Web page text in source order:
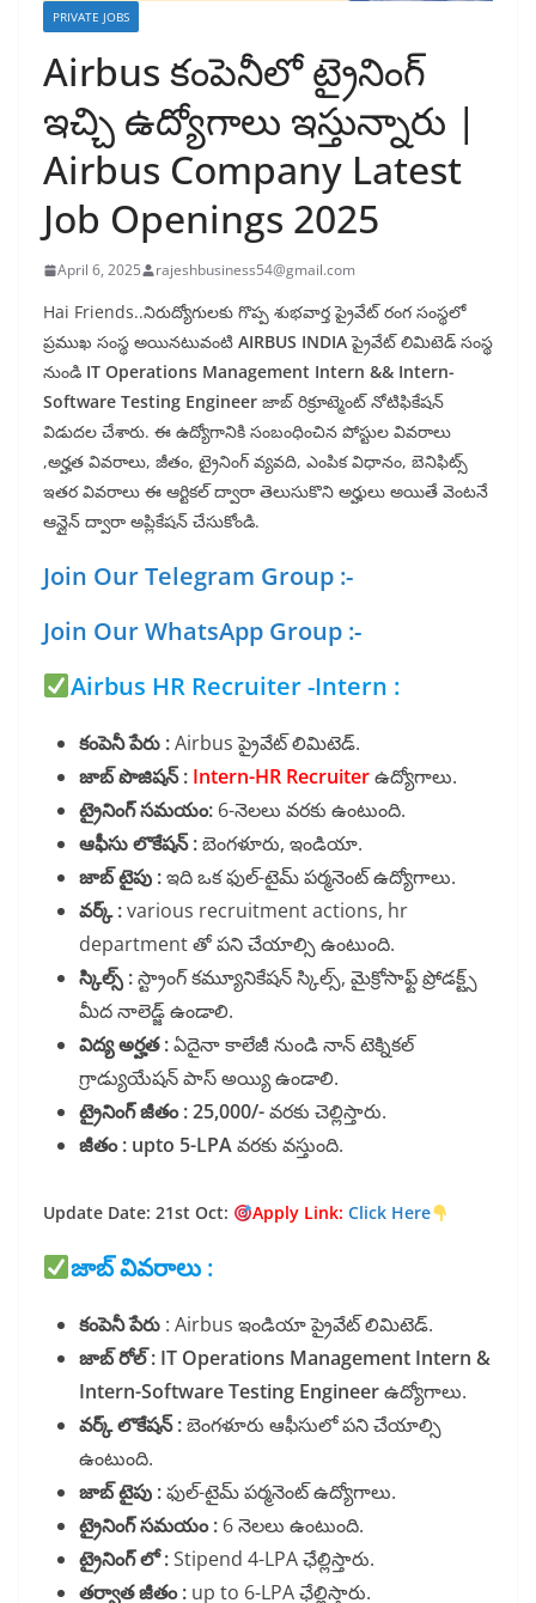
PRIVATE JOBS
Airbus కంపెనీలో ట్రైనింగ్
ఇచ్చి ఉద్యోగాలు ఇస్తున్నారు |
Airbus Company Latest
Job Openings 2025
April 6, 2025 rajeshbusiness54@gmail.com
Hai Friends..నిరుద్యోగులకు గొప్ప శుభవార్త ప్రైవేట్ రంగ సంస్థలో
ప్రముఖ సంస్థ అయినటువంటి AIRBUS INDIAప్రైవేట్ లిమిటెడ్ సంస్థ
నుండి IT Operations Management Intern && Intern-
Software Testing Engineer జాబ్ రిక్రూట్మెంట్ నోటిఫికేషన్
విడుదల చేశారు. ఈ ఉద్యోగానికి సంబంధించిన పోస్టుల వివరాలు
,అర్హత వివరాలు, జీతం, ట్రైనింగ్ వ్యవది, ఎంపిక విధానం, బెనిఫిట్స్
ఇతర వివరాలు ఈ ఆర్టికల్ ద్వారా తెలుసుకొని అర్హులు అయితే వెంటనే
ఆన్లైన్ ద్వారా అప్లికేషన్ చేసుకోండి.
Join Our Telegram Group :-
Join Our WhatsApp Group :-
Airbus HR Recruiter -Intern :
కంపెనీ పేరు :Airbus ప్రైవేట్ లిమిటెడ్.
జాబ్ పొజిషన్ : Intern-HR Recruiterఉద్యోగాలు.
ట్రైనింగ్ సమయం: 6-నెలలు వరకు ఉంటుంది.
ఆఫీసు లొకేషన్ :బెంగళూరు, ఇండియా.
జాబ్ టైపు :ఇది ఒక ఫుల్-టైమ్ పర్మనెంట్ ఉద్యోగాలు.
వర్క్ :various recruitment actions, hr
department తో పని చేయాల్సి ఉంటుంది.
స్కిల్స్ :స్ట్రాంగ్ కమ్యూనికేషన్ స్కిల్స్, మైక్రోసాఫ్ట్ ప్రోడక్ట్స్
మీద నాలెడ్జ్ ఉండాలి.
విద్య అర్హత :ఏదైనా కాలేజీ నుండి నాన్ టెక్నికల్
గ్రాడ్యుయేషన్ పాస్ అయ్యి ఉండాలి.
ట్రైనింగ్ జీతం : 25,000/-వరకు చెల్లిస్తారు.
జీతం : upto 5-LPAవరకు వస్తుంది.
Update Date: 21st Oct: Apply Link: Click Here
జాబ్ వివరాలు :
కంపెనీ పేరు : Airbus ఇండియా ప్రైవేట్ లిమిటెడ్.
జాబ్ రోల్ : IT Operations Management Intern &
Intern-Software Testing Engineerఉద్యోగాలు.
వర్క్ లొకేషన్ :బెంగళూరు ఆఫీసులో పని చేయాల్సి
ఉంటుంది.
జాబ్ టైపు :ఫుల్-టైమ్ పర్మనెంట్ ఉద్యోగాలు.
ట్రైనింగ్ సమయం : 6 నెలలు ఉంటుంది.
ట్రైనింగ్ లో :Stipend 4-LPA ఛేల్లిస్తారు.
తర్వాత జీతం : up to 6-LPA ఛేల్లిస్తారు.